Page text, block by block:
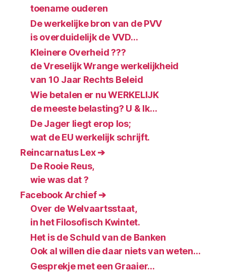
toename ouderen
De werkelijke bron van de PVV
is overduidelijk de VVD…
Kleinere Overheid ???
de Vreselijk Wrange werkelijkheid
van 10 Jaar Rechts Beleid
Wie betalen er nu WERKELIJK
de meeste belasting? U & Ik…
De Jager liegt erop los;
wat de EU werkelijk schrijft.
Reincarnatus Lex ➔
De Rooie Reus,
wie was dat ?
Facebook Archief ➔
Over de Welvaartsstaat,
in het Filosofisch Kwintet.
Het is de Schuld van de Banken
Ook al willen die daar niets van weten…
Gesprekje met een Graaier…